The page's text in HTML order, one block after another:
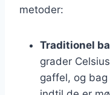
metoder:
Traditionel
grader
gaffel, og